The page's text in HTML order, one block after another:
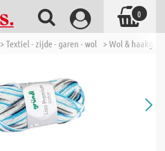
> Textiel - zijde - garen - wol > Wol &
0